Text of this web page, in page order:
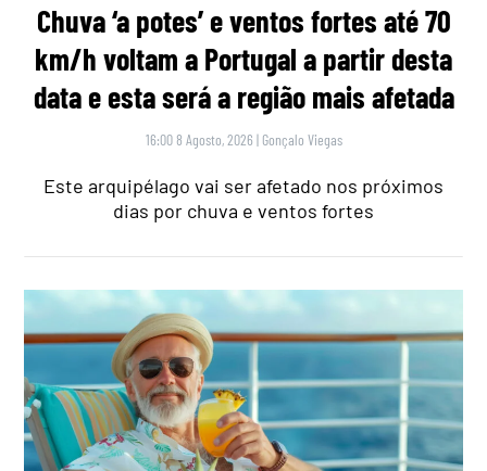
Chuva ‘a potes’ e ventos fortes até 70
km/h voltam a Portugal a partir desta
data e esta será a região mais afetada
16:00 8 Agosto, 2026 | Gonçalo Viegas
Este arquipélago vai ser afetado nos próximos
dias por chuva e ventos fortes